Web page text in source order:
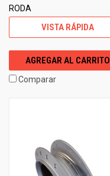
RODA
VISTA RÁPIDA
AGREGAR AL CARRITO
Comparar